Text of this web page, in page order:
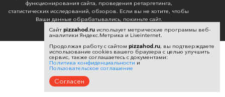
функционирования сайта, проведения ретаргетинга,
статистических исследований, обзоров. Если вы не хотите, чтобы
Ваши данные обрабатывались, покиньте сайт.
Политика конфиденциальности
Сайт pizzahod.ru использует метрические программы веб-
аналитики Яндекс.Метрика и Liveinternet.
Продолжая работу с сайтом pizzahod.ru, вы подтверждаете
использование cookies вашего браузера с целью улучшить
сервис, также соглашаетесь с документами:
Политика конфиденциальности и
Пользовательское соглашение
Согласен